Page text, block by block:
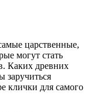
царственные,
могут стать
Каких древних
заручиться
клички для самого